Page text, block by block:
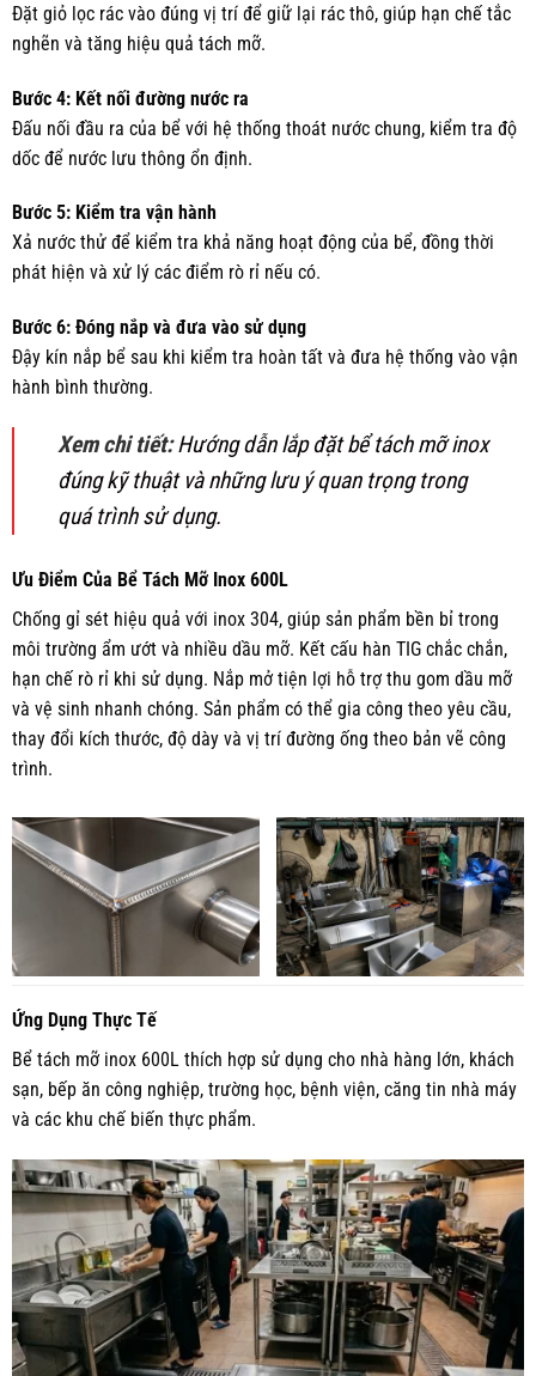
Đặt giỏ lọc rác vào đúng vị trí để giữ lại rác thô, giúp hạn chế tắc
nghẽn và tăng hiệu quả tách mỡ.
Bước 4: Kết nối đường nước ra
Đấu nối đầu ra của bể với hệ thống thoát nước chung, kiểm tra độ
dốc để nước lưu thông ổn định.
Bước 5: Kiểm tra vận hành
Xả nước thử để kiểm tra khả năng hoạt động của bể, đồng thời
phát hiện và xử lý các điểm rò rỉ nếu có.
Bước 6: Đóng nắp và đưa vào sử dụng
Đậy kín nắp bể sau khi kiểm tra hoàn tất và đưa hệ thống vào vận
hành bình thường.
Xem chi tiết: Hướng dẫn lắp đặt bể tách mỡ inox
đúng kỹ thuật và những lưu ý quan trọng trong
quá trình sử dụng.
Ưu Điểm Của Bể Tách Mỡ Inox 600L
Chống gỉ sét hiệu quả với inox 304, giúp sản phẩm bền bỉ trong
môi trường ẩm ướt và nhiều dầu mỡ. Kết cấu hàn TIG chắc chắn,
hạn chế rò rỉ khi sử dụng. Nắp mở tiện lợi hỗ trợ thu gom dầu mỡ
và vệ sinh nhanh chóng. Sản phẩm có thể gia công theo yêu cầu,
thay đổi kích thước, độ dày và vị trí đường ống theo bản vẽ công
trình.
Ứng Dụng Thực Tế
Bể tách mỡ inox 600L thích hợp sử dụng cho nhà hàng lớn, khách
sạn, bếp ăn công nghiệp, trường học, bệnh viện, căng tin nhà máy
và các khu chế biến thực phẩm.